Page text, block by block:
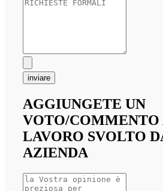
inviare
AGGIUNGETE UN
VOTO/COMMENTO
LAVORO SVOLTO
AZIENDA